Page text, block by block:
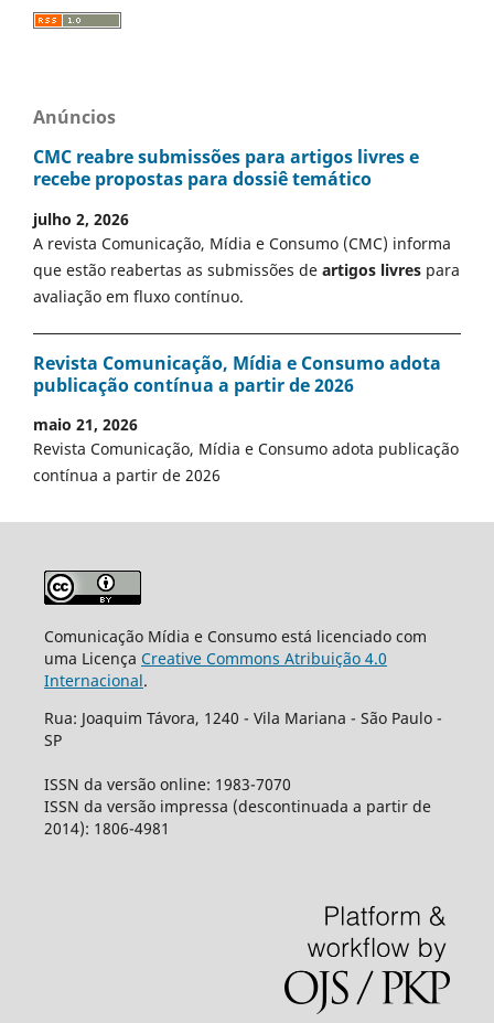
Anúncios
CMC reabre submissões para artigos livres e
recebe propostas para dossiê temático
julho 2, 2026
A revista Comunicação, Mídia e Consumo (CMC) informa
que estão reabertas as submissões de artigos livres para
avaliação em fluxo contínuo.
Revista Comunicação, Mídia e Consumo adota
publicação contínua a partir de 2026
maio 21, 2026
Revista Comunicação, Mídia e Consumo adota publicação
contínua a partir de 2026
Comunicação Mídia e Consumo está licenciado com
uma Licença Creative Commons Atribuição 4.0
Internacional.
Rua: Joaquim Távora, 1240 - Vila Mariana - São Paulo -
SP
ISSN da versão online: 1983-7070
ISSN da versão impressa (descontinuada a partir de
2014): 1806-4981